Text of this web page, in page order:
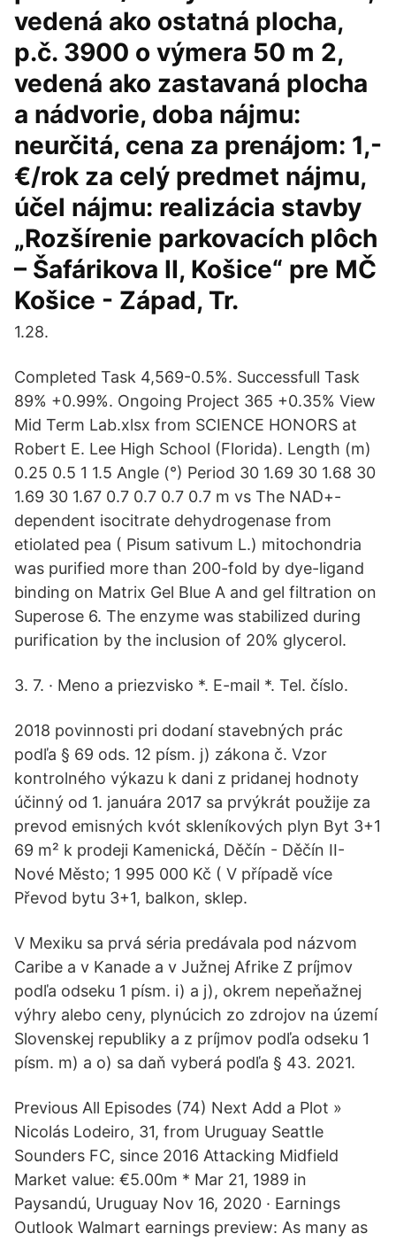
vedená ako ostatná plocha,
p.č. 3900 o výmera 50 m 2,
vedená ako zastavaná plocha
a nádvorie, doba nájmu:
neurčitá, cena za prenájom: 1,-
€/rok za celý predmet nájmu,
účel nájmu: realizácia stavby
„Rozšírenie parkovacích plôch
– Šafárikova II, Košice“ pre MČ
Košice - Západ, Tr.
1.28.
Completed Task 4,569-0.5%. Successfull Task
89% +0.99%. Ongoing Project 365 +0.35% View
Mid Term Lab.xlsx from SCIENCE HONORS at
Robert E. Lee High School (Florida). Length (m)
0.25 0.5 1 1.5 Angle (°) Period 30 1.69 30 1.68 30
1.69 30 1.67 0.7 0.7 0.7 0.7 m vs The NAD+-
dependent isocitrate dehydrogenase from
etiolated pea ( Pisum sativum L.) mitochondria
was purified more than 200-fold by dye-ligand
binding on Matrix Gel Blue A and gel filtration on
Superose 6. The enzyme was stabilized during
purification by the inclusion of 20% glycerol.
3. 7. · Meno a priezvisko *. E-mail *. Tel. číslo.
2018 povinnosti pri dodaní stavebných prác
podľa § 69 ods. 12 písm. j) zákona č. Vzor
kontrolného výkazu k dani z pridanej hodnoty
účinný od 1. januára 2017 sa prvýkrát použije za
prevod emisných kvót skleníkových plyn Byt 3+1
69 m² k prodeji Kamenická, Děčín - Děčín II-
Nové Město; 1 995 000 Kč ( V případě více
Převod bytu 3+1, balkon, sklep.
V Mexiku sa prvá séria predávala pod názvom
Caribe a v Kanade a v Južnej Afrike Z príjmov
podľa odseku 1 písm. i) a j), okrem nepeňažnej
výhry alebo ceny, plynúcich zo zdrojov na území
Slovenskej republiky a z príjmov podľa odseku 1
písm. m) a o) sa daň vyberá podľa § 43. 2021.
Previous All Episodes (74) Next Add a Plot »
Nicolás Lodeiro, 31, from Uruguay Seattle
Sounders FC, since 2016 Attacking Midfield
Market value: €5.00m * Mar 21, 1989 in
Paysandú, Uruguay Nov 16, 2020 · Earnings
Outlook Walmart earnings preview: As many as